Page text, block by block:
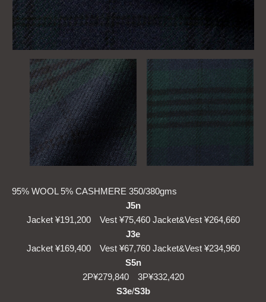
95% WOOL 5% CASHMERE 350/380gms
J5n
Jacket ¥191,200 Vest ¥75,460 Jacket&Vest ¥264,660
J3e
Jacket ¥169,400 Vest ¥67,760 Jacket&Vest ¥234,960
S5n
2P¥279,840 3P¥332,420
S3e/S3b